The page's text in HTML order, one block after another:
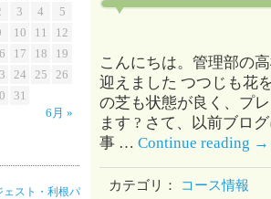
こんにちは。管理部の
迎えました つつじも花
の芝も状態が良く、プ
ます ? さて、以前ブロ
事 … Continue reading →
カテゴリ： コース情報
6月 »
3 4
5
10 11
12
17 18
19
24 25
26
31
ェスト・利根パ